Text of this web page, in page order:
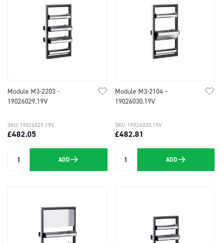
Module M3-2203 -
19026029.19V
£482.05
SKU: 19026029.19V
Quantity ADD
Module M3-2104 -
19026030.19V
£482.81
SKU: 19026030.19V
Quantity ADD